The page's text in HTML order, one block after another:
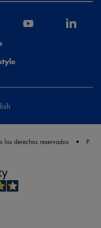
los derechos reservados
P.